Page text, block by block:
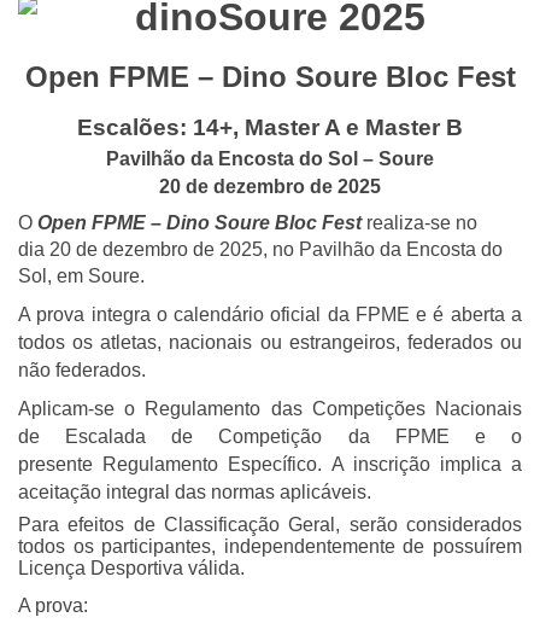
Open FPME – Dino Soure Bloc Fest
Escalões: 14+, Master A e Master B
Pavilhão da Encosta do Sol – Soure
20 de dezembro de 2025
O Open FPME – Dino Soure Bloc Festrealiza-se no
dia 20 de dezembro de 2025, no Pavilhão da Encosta do
Sol, em Soure.
A prova integra o calendário oficial da FPME e é aberta a
todos os atletas, nacionais ou estrangeiros, federados ou
não federados.
Aplicam-se o Regulamento das Competições Nacionais
de Escalada de Competição da FPME e o
presente Regulamento Específico. A inscrição implica a
aceitação integral das normas aplicáveis.
Para efeitos de Classificação Geral, serão considerados
todos os participantes, independentemente de possuírem
Licença Desportiva válida.
A prova: